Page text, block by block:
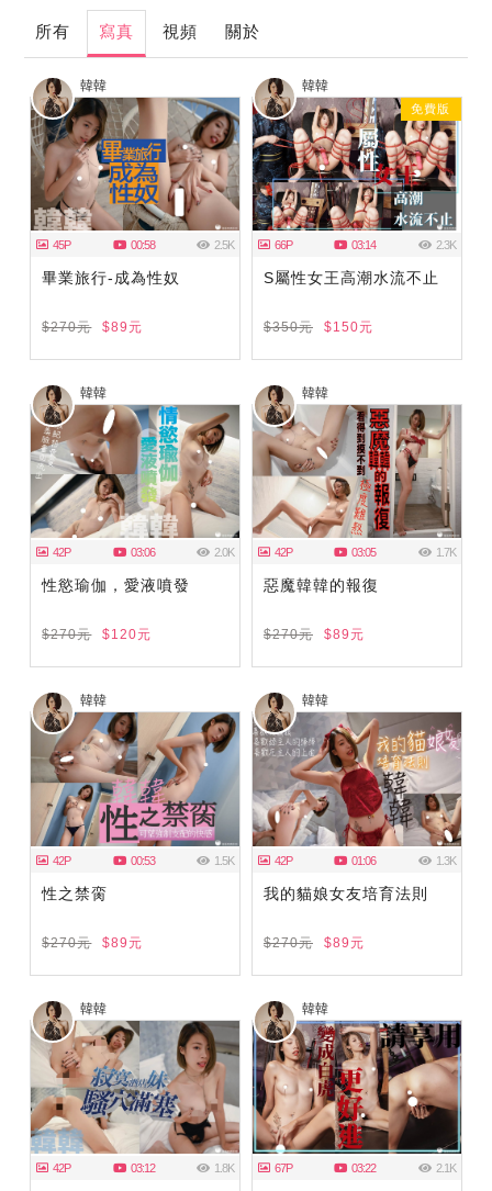
所有 寫真 視頻 關於
韓韓
45P 00:58 2.5K
畢業旅行-成為性奴
$270元 $89元
韓韓
免費版
66P 03:14 2.3K
S屬性女王高潮水流不止
$350元 $150元
韓韓
42P 03:06 2.0K
性慾瑜伽，愛液噴發
$270元 $120元
韓韓
42P 03:05 1.7K
惡魔韓韓的報復
$270元 $89元
韓韓
42P 00:53 1.5K
性之禁脔
$270元 $89元
韓韓
42P 01:06 1.3K
我的貓娘女友培育法則
$270元 $89元
韓韓
42P 03:12 1.8K
韓韓
67P 03:22 2.1K